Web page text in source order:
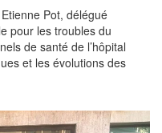
Pot, délégué
pour les troubles du
de santé de l’hôpital
et les évolutions des